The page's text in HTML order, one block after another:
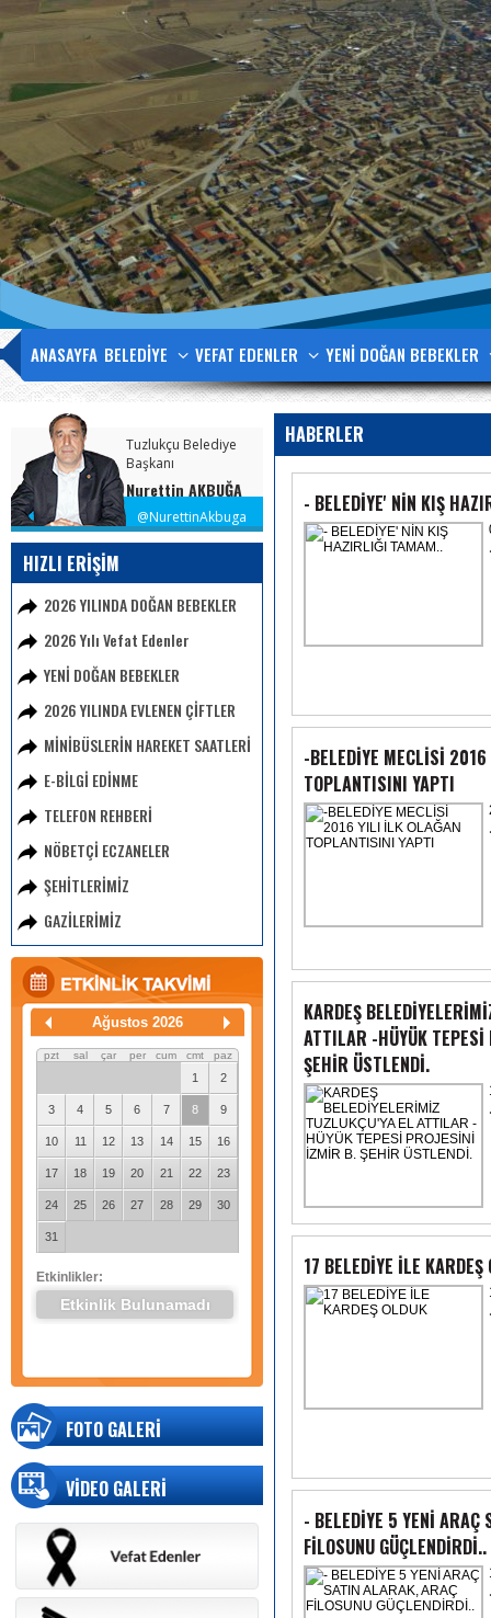
ANASAYFA BELEDİYE VEFAT EDENLER YENİ DOĞAN BEBEKLER
İLETİŞİM
Tuzlukçu Belediye
Başkanı
Nurettin AKBUĞA
@NurettinAkbuga
HIZLI ERİŞİM
2026 YILINDA DOĞAN BEBEKLER
2026 Yılı Vefat Edenler
YENİ DOĞAN BEBEKLER
2026 YILINDA EVLENEN ÇİFTLER
MİNİBÜSLERİN HAREKET SAATLERİ
E-BİLGİ EDİNME
TELEFON REHBERİ
NÖBETÇİ ECZANELER
ŞEHİTLERİMİZ
GAZİLERİMİZ
Ağustos 2026
pzt sal çar per cum cmt paz
1 2
3 4 5 6 7 8 9
10 11 12 13 14 15 16
17 18 19 20 21 22 23
24 25 26 27 28 29 30
31
Etkinlikler:
Etkinlik Bulunamadı
FOTO GALERİ
VİDEO GALERİ
HABERLER
- BELEDİYE' NİN KIŞ
-BELEDİYE MECLİSİ
TOPLANTISINI YAPTI
KARDEŞ
ATTILAR -HÜYÜK
ŞEHİR ÜSTLENDİ.
17 BELEDİYE İLE KARDEŞ
- BELEDİYE 5 YENİ ARAÇ
FİLOSUNU GÜÇLENDİRDİ..